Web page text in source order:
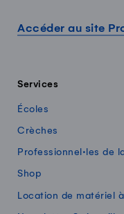
Accéder au site
Services
Écoles
Crèches
Professionnel·les de
Shop
Location de matériel